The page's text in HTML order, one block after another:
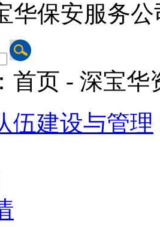
华保安服务公
首页 - 深宝
伍建设与管理